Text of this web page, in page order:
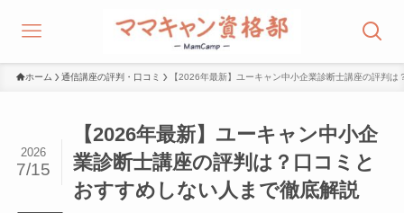
ホーム 通信講座の評判・口コミ 【2026年最新】ユーキャン中小企業診断士講座の評判
【2026年最新】ユーキャン中小企
業診断士講座の評判は？口コミと
おすすめしない人まで徹底解説
2026
7/15